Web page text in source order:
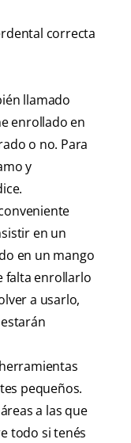
correcta
llamado
enrollado en
o no. Para
y
en un
en un mango
falta enrollarlo
a usarlo,
pequeños.
a las que
todo si tenés